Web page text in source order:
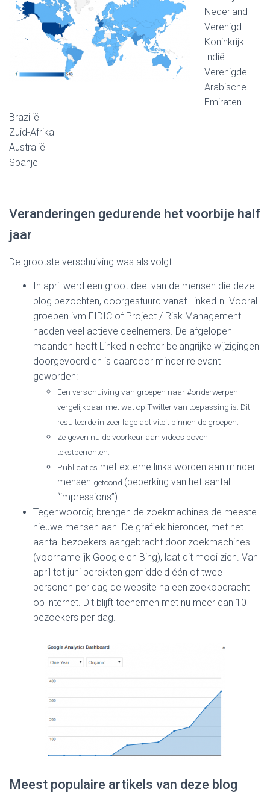
Nederland
Verenigd
Koninkrijk
Indië
Verenigde
Arabische
Emiraten
Brazilië
Zuid-Afrika
Australië
Spanje
Veranderingen gedurende het voorbije half
jaar
De grootste verschuiving was als volgt:
In april werd een groot deel van de mensen die deze
blog bezochten, doorgestuurd vanaf LinkedIn. Vooral
groepen ivm FIDIC of Project / Risk Management
hadden veel actieve deelnemers. De afgelopen
maanden heeft LinkedIn echter belangrijke wijzigingen
doorgevoerd en is daardoor minder relevant
geworden:
Een verschuiving van groepen naar #onderwerpen
vergelijkbaar met wat op Twitter van toepassing is. Dit
resulteerde in zeer lage activiteit binnen de groepen.
Ze geven nu de voorkeur aan videos boven
tekstberichten.
Publicaties met externe links worden aan minder
mensen getoond (beperking van het aantal
“impressions”).
Tegenwoordig brengen de zoekmachines de meeste
nieuwe mensen aan. De grafiek hieronder, met het
aantal bezoekers aangebracht door zoekmachines
(voornamelijk Google en Bing), laat dit mooi zien. Van
april tot juni bereikten gemiddeld één of twee
personen per dag de website na een zoekopdracht
op internet. Dit blijft toenemen met nu meer dan 10
bezoekers per dag.
Meest populaire artikels van deze blog